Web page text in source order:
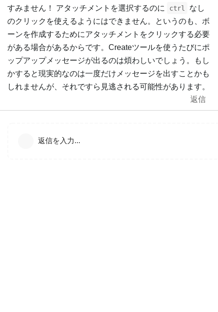
すみません！ アタッチメントを選択するのに
ctrl
なし
のクリックを使えるようにはできません。というのも、ボ
ーンを作成するためにアタッチメントをクリックする必要
がある場合があるからです。Createツールを使うたびにポ
ップアップメッセージが出るのは煩わしいでしょう。もし
かすると現実的なのは一度だけメッセージを出すことかも
しれませんが、それですら見逃される可能性があります。
返信
返信を入力...